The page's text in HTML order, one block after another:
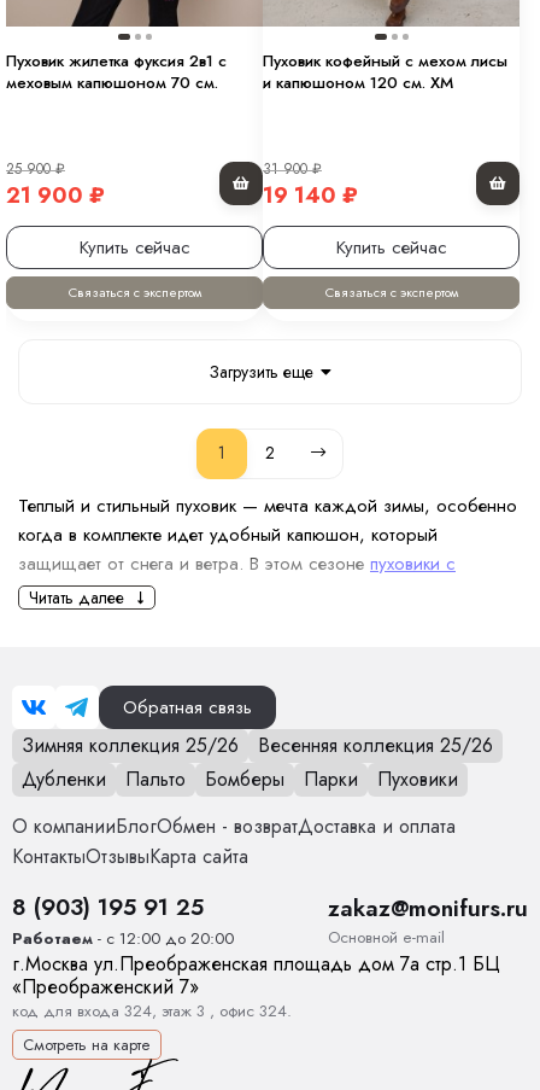
Пуховик жилетка фуксия 2в1 с
меховым капюшоном 70 см.
25 900₽
21 900 ₽
Купить сейчас
Связаться с экспертом
Пуховик кофейный с мехом лисы
и капюшоном 120 см. ХМ
31 900₽
19 140 ₽
Купить сейчас
Связаться с экспертом
Загрузить еще
1 2
Теплый и стильный пуховик — мечта каждой зимы, особенно
когда в комплекте идет удобный капюшон, который
защищает от снега и ветра. В этом сезоне пуховики с
капюшоном для женщин
считаются стильными?
Удлиненные пуховики. Удлиненные модели пуховиков,
которые достигают середины бедра или даже колен,
снова в моде. Такие пуховики создают элегантный силуэт
и лучше защищают от холода.
Пуховики с поясом. Модные пуховики с поясом стали
настоящим трендом. Такой элемент одежды помогает
создать стройный силуэт. Пуховик с поясом выглядит
одновременно и женственно, и удобно.
Минималистичные и лаконичные модели. Если раньше в
моде были модели с большими украшениями,
объемными деталями, то сейчас в тренде пуховики с
лаконичным дизайном. Простые линии, нейтральные
цвета (черный, серый, бежевый) и минимальное
Читать далее
Обратная связь
Зимняя коллекция 25/26
Весенняя коллекция 25/26
Дубленки
Пальто Бомберы Парки
Пуховики
О компанииБлогОбмен - возвратДоставка и оплата
КонтактыОтзывыКарта сайта
8 (903) 195 91 25
Работаем - с 12:00 до 20:00
zakaz@monifurs.ru
Основной е-mail
г.Москва ул.Преображенская площадь дом 7а стр.1 БЦ
«Преображенский 7»
код для входа 324, этаж 3 , офис 324.
Смотреть на карте